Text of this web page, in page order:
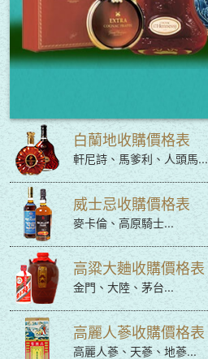
白蘭地收購價格表
軒尼詩、馬爹利、人頭馬...
威士忌收購價格表
麥卡倫、高原騎士...
高粱大麯收購價格表
金門、大陸、茅台...
高麗人蔘收購價格表
高麗人蔘、天蔘、地蔘...